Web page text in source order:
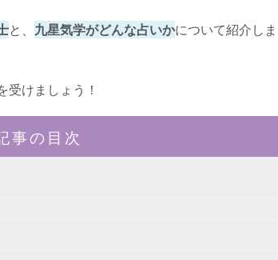
と、 九星気学がどんな占いかについて紹介しま
けましょう！
事の目次